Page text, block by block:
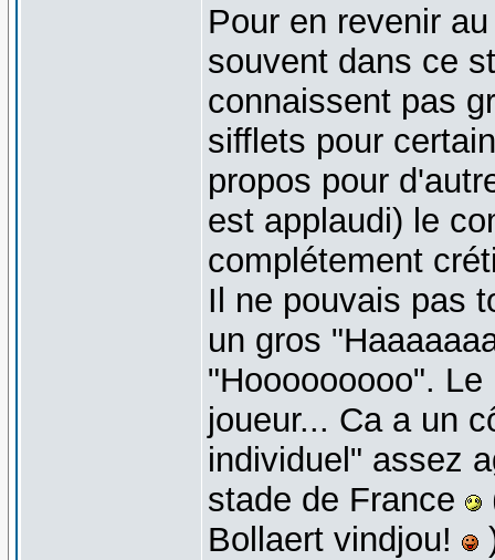
Pour en revenir
souvent dans ce
connaissent pas
sifflets pour
propos pour
est applaudi) le
complétement
Il ne pouvais pas
un gros
"Hooooooooo".
joueur... Ca a un
individuel" assez
stade de France
Bollaert vindjou!